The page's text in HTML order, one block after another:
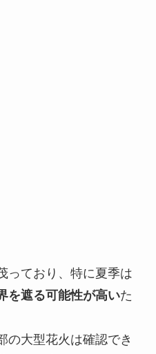
っており、特に夏季は
を遮る可能性が高いた
の大型花火は確認でき